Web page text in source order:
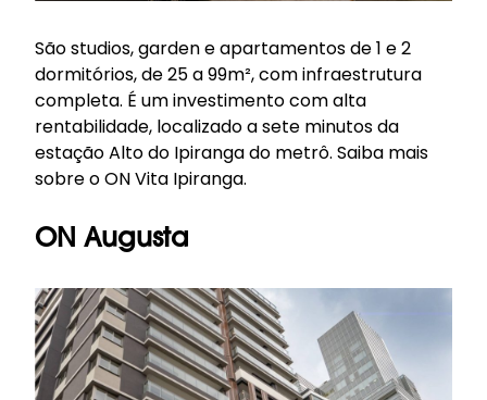
São studios, garden e apartamentos de 1 e 2
dormitórios, de 25 a 99m², com infraestrutura
completa. É um investimento com alta
rentabilidade, localizado a sete minutos da
estação Alto do Ipiranga do metrô. Saiba mais
sobre o ON Vita Ipiranga.
ON Augusta